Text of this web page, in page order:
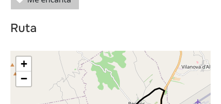
Ruta
+
−